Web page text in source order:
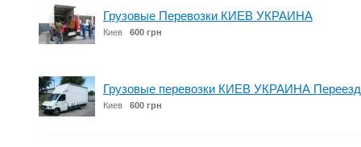
Грузовые Перевозки КИЕВ УКРАИНА
Киев 600 грн
Грузовые перевозки КИЕВ УКРАИНА
Киев 600 грн